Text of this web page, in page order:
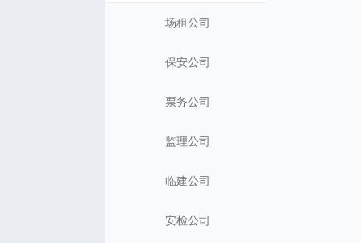
场租公司
保安公司
票务公司
监理公司
临建公司
安检公司